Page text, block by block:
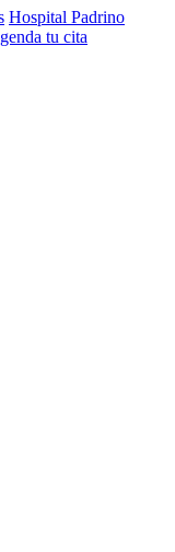
Hospital Padrino
tu cita